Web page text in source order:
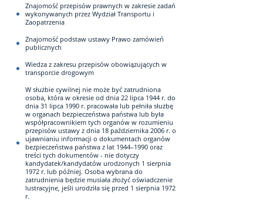
Znajomość przepisów prawnych w zakresie zadań
wykonywanych przez Wydział Transportu i
Zaopatrzenia
Znajomość podstaw ustawy Prawo zamówień
publicznych
Wiedza z zakresu przepisów obowiązujących w
transporcie drogowym
W służbie cywilnej nie może być zatrudniona
osoba, która w okresie od dnia 22 lipca 1944 r. do
dnia 31 lipca 1990 r. pracowała lub pełniła służbę
w organach bezpieczeństwa państwa lub była
współpracownikiem tych organów w rozumieniu
przepisów ustawy z dnia 18 października 2006 r. o
ujawnianiu informacji o dokumentach organów
bezpieczeństwa państwa z lat 1944–1990 oraz
treści tych dokumentów - nie dotyczy
kandydatek/kandydatów urodzonych 1 sierpnia
1972 r. lub później. Osoba wybrana do
zatrudnienia będzie musiała złożyć oświadczenie
lustracyjne, jeśli urodziła się przed 1 sierpnia 1972
r.